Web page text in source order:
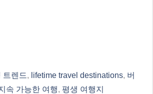
트렌드, lifetime travel destinations, 버
속 가능한 여행, 평생 여행지